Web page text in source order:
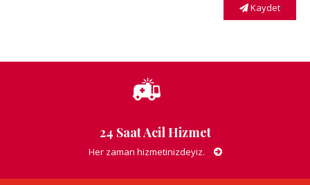
Kaydet
24 Saat Acil Hizmet
Her zaman hizmetinizdeyiz.